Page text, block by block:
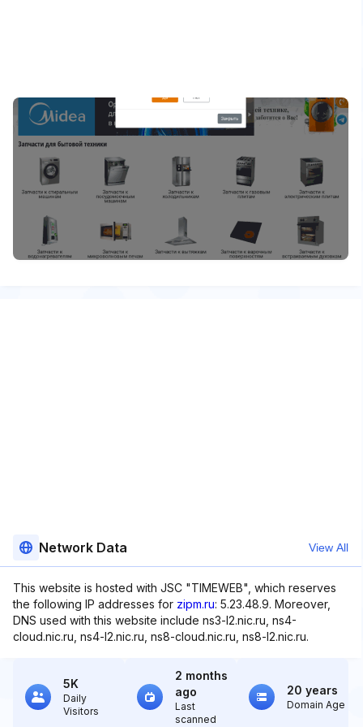
Network Data View All
This website is hosted with JSC "TIMEWEB", which reserves
the following IP addresses for zipm.ru: 5.23.48.9. Moreover,
DNS used with this website include ns3-l2.nic.ru, ns4-
cloud.nic.ru, ns4-l2.nic.ru, ns8-cloud.nic.ru, ns8-l2.nic.ru.
5K
Daily
Visitors
2 months
ago
Last
scanned
20 years
Domain Age